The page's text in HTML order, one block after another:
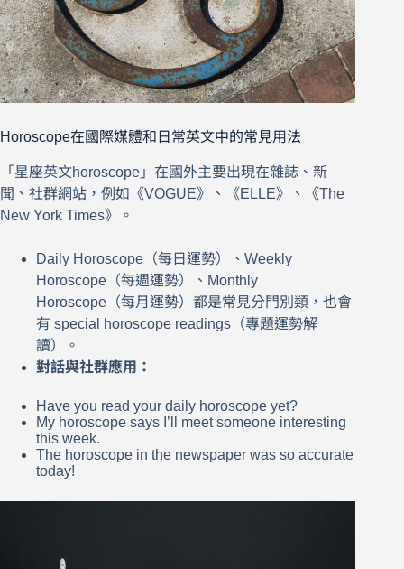
Horoscope在國際媒體和日常英文中的常見用法
「星座英文horoscope」在國外主要出現在雜誌、新
聞、社群網站，例如《VOGUE》、《ELLE》、《The
New York Times》。
Daily Horoscope（每日運勢）、Weekly
Horoscope（每週運勢）、Monthly
Horoscope（每月運勢）都是常見分門別類，也會
有 special horoscope readings（專題運勢解
讀）。
對話與社群應用：
Have you read your daily horoscope yet?
My horoscope says I’ll meet someone interesting
this week.
The horoscope in the newspaper was so accurate
today!